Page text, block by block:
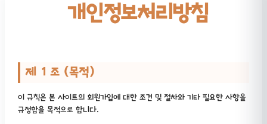
개인정보처리방침
제 1 조 (목적)
이 규칙은 본 사이트의 회원가입에 대한 조건 및 절차와 기타 필요한 사항을
규정함을 목적으로 합니다.